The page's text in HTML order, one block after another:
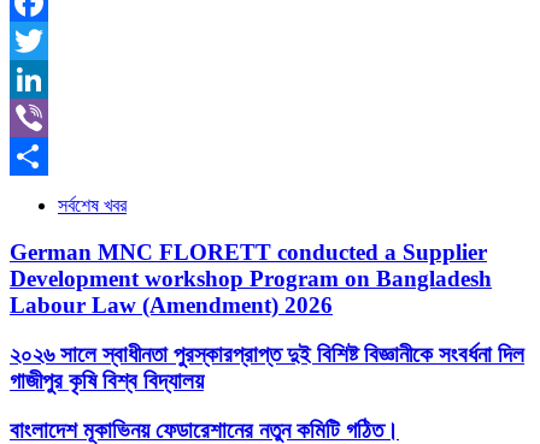
Facebook
Twitter
LinkedIn
Viber
সর্বশেষ খবর
German MNC FLORETT conducted a Supplier
Development workshop Program on Bangladesh
Labour Law (Amendment) 2026
২০২৬ সালে স্বাধীনতা পুরস্কারপ্রাপ্ত দুই বিশিষ্ট বিজ্ঞানীকে সংবর্ধনা দিল
গাজীপুর কৃষি বিশ্ব বিদ্যালয়
বাংলাদেশ মূকাভিনয় ফেডারেশানের নতুন কমিটি গঠিত।